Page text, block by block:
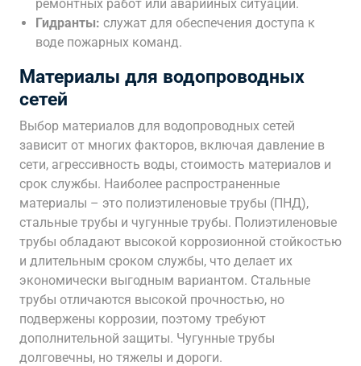
ремонтных работ или аварийных ситуаций.
Гидранты: служат для обеспечения доступа к
воде пожарных команд.
Материалы для водопроводных
сетей
Выбор материалов для водопроводных сетей
зависит от многих факторов, включая давление в
сети, агрессивность воды, стоимость материалов и
срок службы. Наиболее распространенные
материалы – это полиэтиленовые трубы (ПНД),
стальные трубы и чугунные трубы. Полиэтиленовые
трубы обладают высокой коррозионной стойкостью
и длительным сроком службы, что делает их
экономически выгодным вариантом. Стальные
трубы отличаются высокой прочностью, но
подвержены коррозии, поэтому требуют
дополнительной защиты. Чугунные трубы
долговечны, но тяжелы и дороги.